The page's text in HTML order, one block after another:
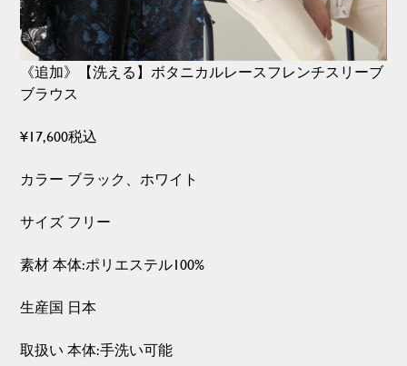
《追加》【洗える】ボタニカルレースフレンチスリーブ
ブラウス
¥17,600税込
カラー ブラック、ホワイト
サイズ フリー
素材 本体:ポリエステル100%
生産国 日本
取扱い 本体:手洗い可能